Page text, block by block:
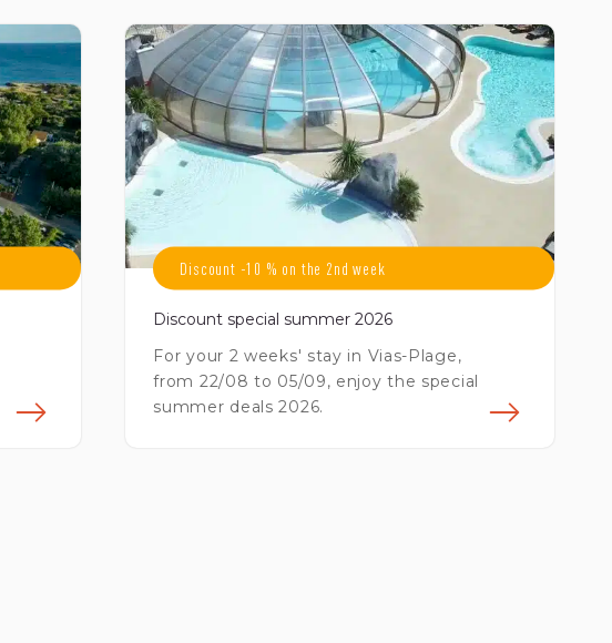
Discount -10 % on the 2nd week
Discount special summer 2026
For your 2 weeks' stay in Vias-Plage,
from 22/08 to 05/09, enjoy the special
summer deals 2026.